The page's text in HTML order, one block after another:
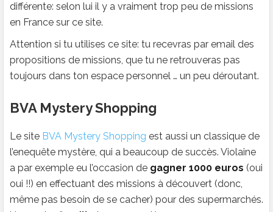
différente: selon lui il y a vraiment trop peu de missions
en France sur ce site.
Attention si tu utilises ce site: tu recevras par email des
propositions de missions, que tu ne retrouveras pas
toujours dans ton espace personnel … un peu déroutant.
BVA Mystery Shopping
Le site BVA Mystery Shopping est aussi un classique de
l’enequête mystère, qui a beaucoup de succès. Violaine
a par exemple eu l’occasion de gagner 1000 euros (oui
oui !!) en effectuant des missions à découvert (donc,
même pas besoin de se cacher) pour des supermarchés.